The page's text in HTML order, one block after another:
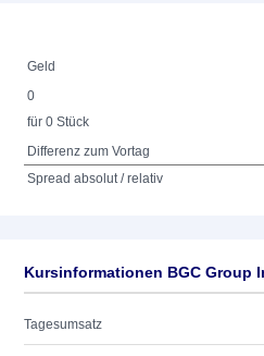
Geld
0
für 0 Stück
Differenz zum Vortag
Spread absolut / relativ
Kursinformationen BGC Group
Tagesumsatz